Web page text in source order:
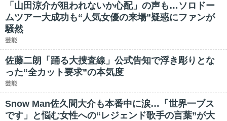
「山田涼介が狙われないか心配」の声も…ソロドー
ムツアー大成功も“人気女優の来場”疑惑にファンが
騒然
芸能
佐藤二朗「踊る大捜査線」公式告知で浮き彫りとな
った“全カット要求”の本気度
芸能
Snow Man佐久間大介も本番中に涙…「世界一ブス
です」と悩む女性への“レジェンド歌手の言葉”が大